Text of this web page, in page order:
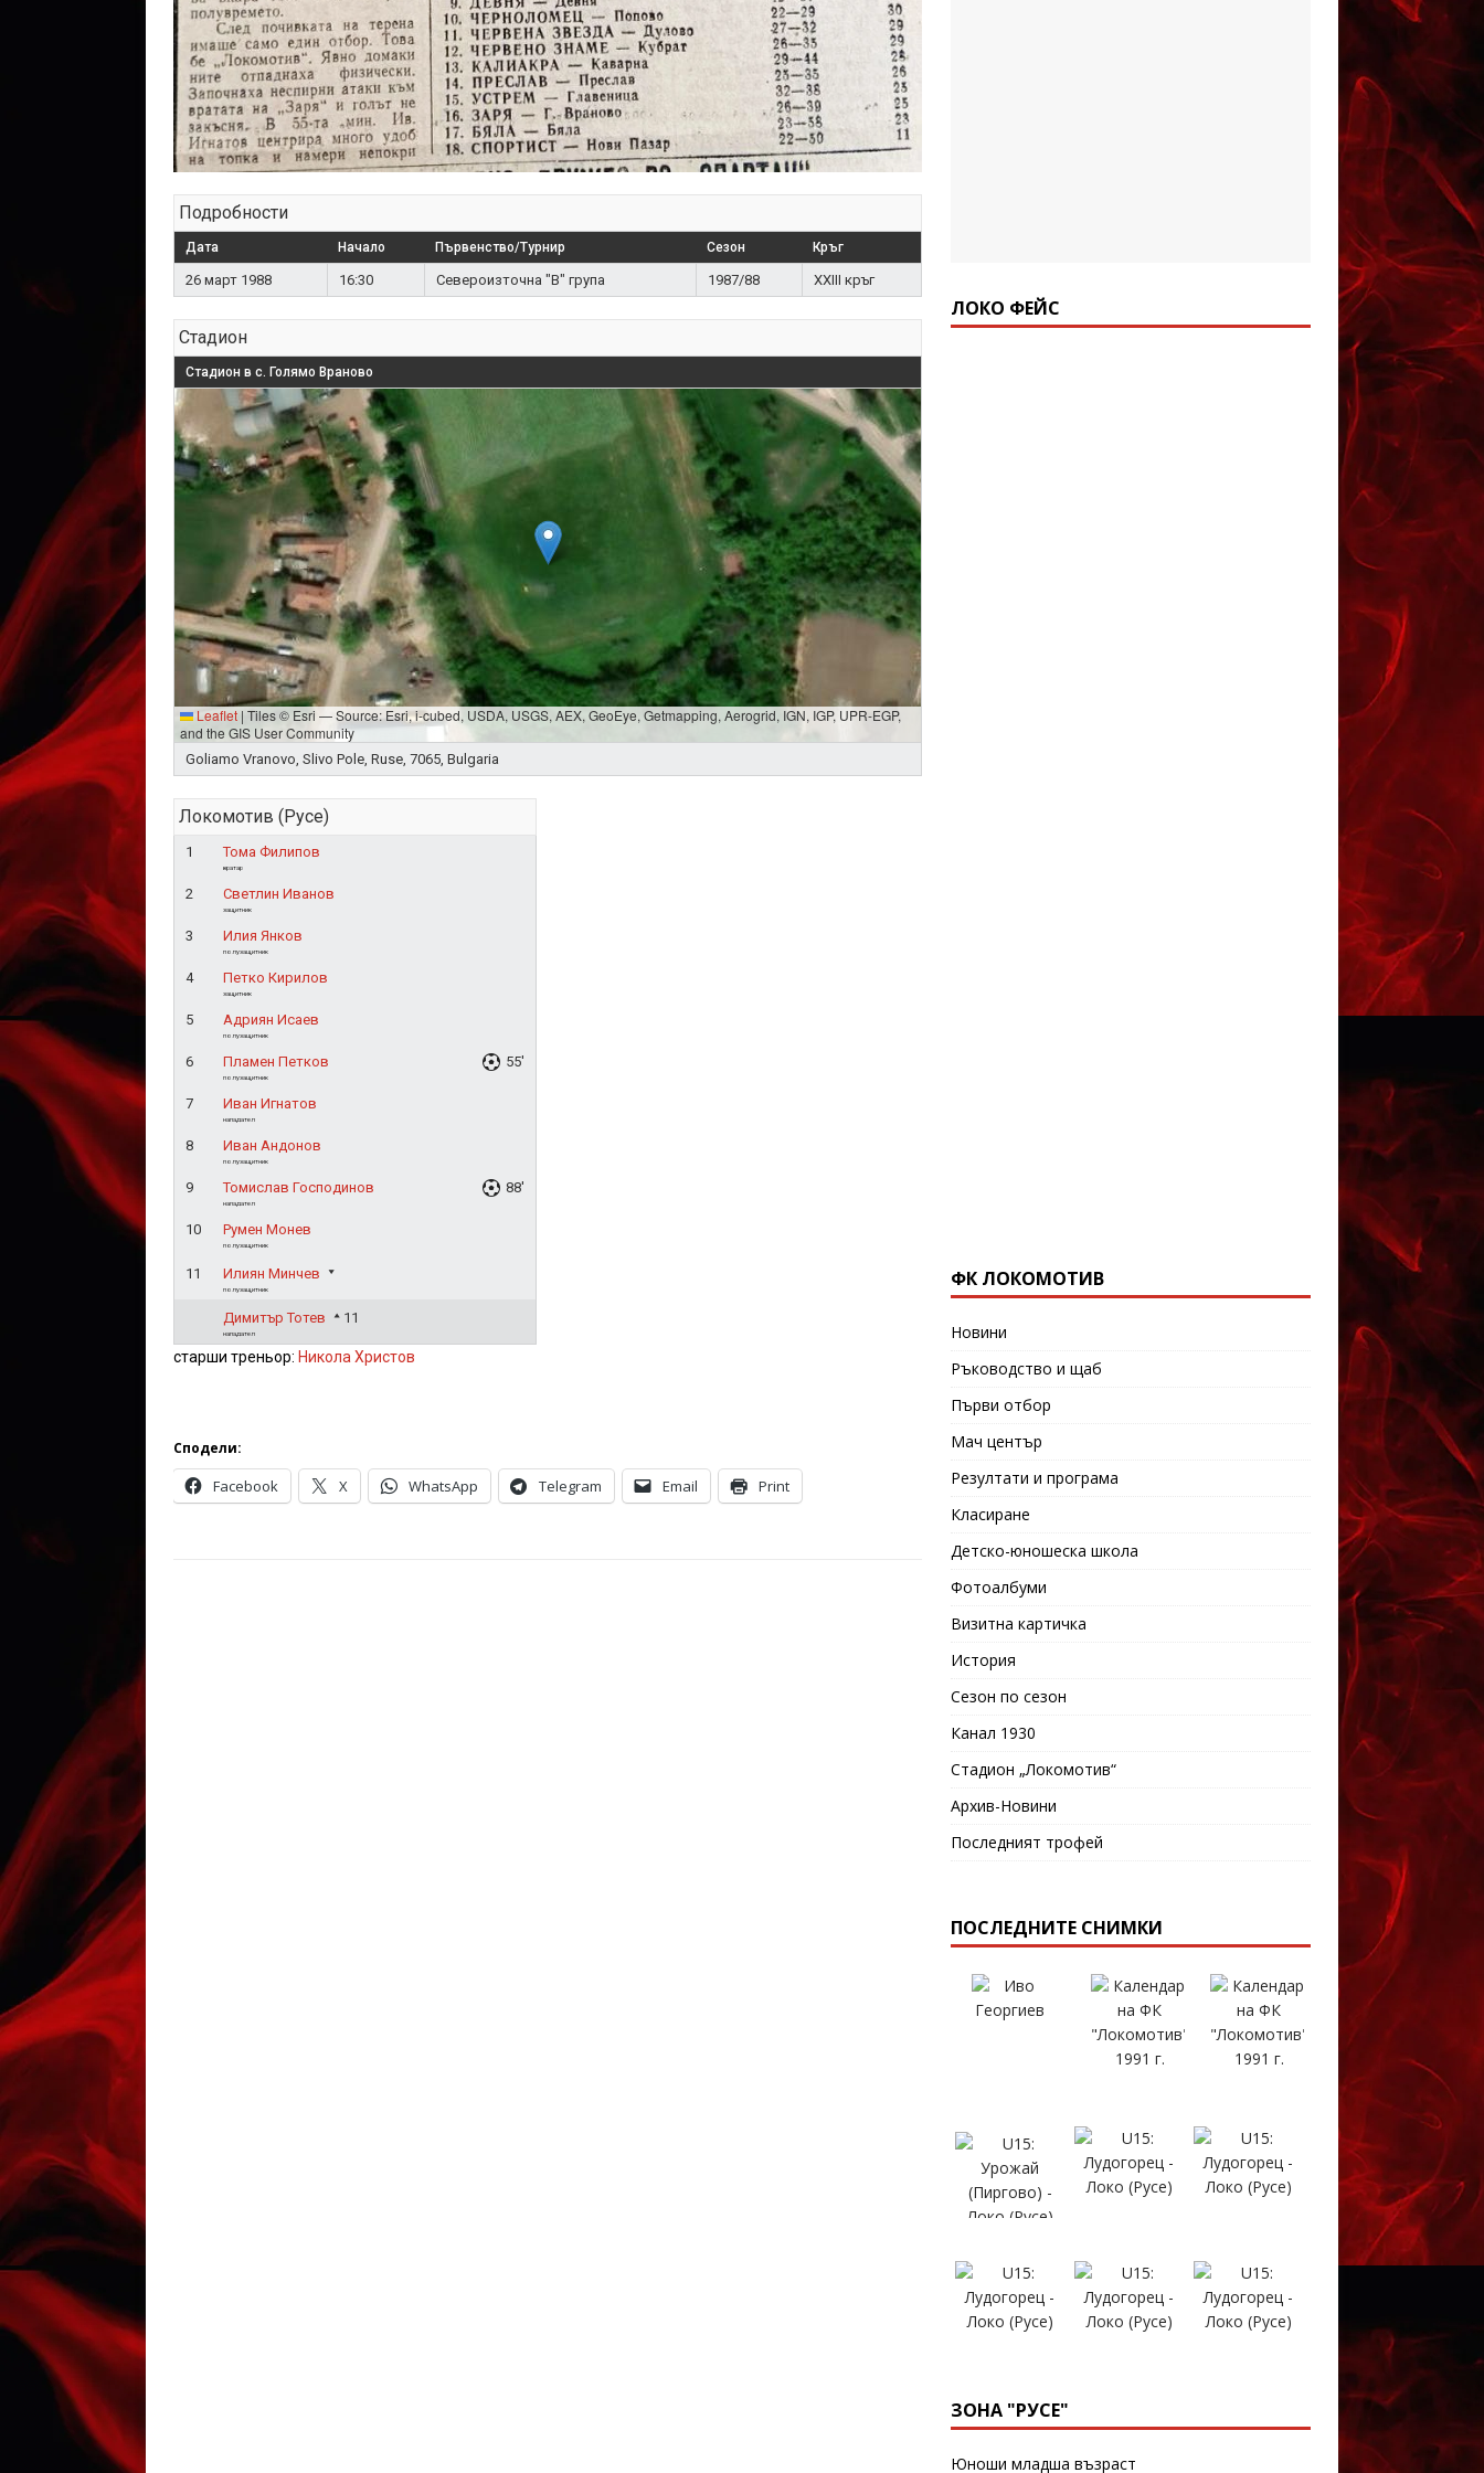
Подробности
Дата Начало Първенство/Турнир Сезон Кръг
26 март 1988 16:30 Североизточна "В" група 1987/88 XXIII кръг
Стадион
Стадион в с. Голямо Враново
Leaflet | Tiles © Esri — Source: Esri, i-cubed, USDA, USGS, AEX, GeoEye, Getmapping, Aerogrid, IGN, IGP, UPR-EGP,
and the GIS User Community
Goliamo Vranovo, Slivo Pole, Ruse, 7065, Bulgaria
Локомотив (Русе)
1 Тома Филипов
вратар
2 Светлин Иванов
защитник
3 Илия Янков
полузащитник
4 Петко Кирилов
защитник
5 Адриян Исаев
полузащитник
6 Пламен Петков
полузащитник
55'
7 Иван Игнатов
нападател
8 Иван Андонов
полузащитник
9 Томислав Господинов
нападател
88'
10 Румен Монев
полузащитник
11 Илиян Минчев
полузащитник
Димитър Тотев 11
нападател
старши треньор: Никола Христов
Сподели:
Facebook X WhatsApp Telegram Email Print
ЛОКО ФЕЙС
ФК ЛОКОМОТИВ
Новини
Ръководство и щаб
Първи отбор
Мач център
Резултати и програма
Класиране
Детско-юношеска школа
Фотоалбуми
Визитна картичка
История
Сезон по сезон
Канал 1930
Стадион „Локомотив“
Архив-Новини
Последният трофей
ПОСЛЕДНИТЕ СНИМКИ
ЗОНА "РУСЕ"
Юноши младша възраст